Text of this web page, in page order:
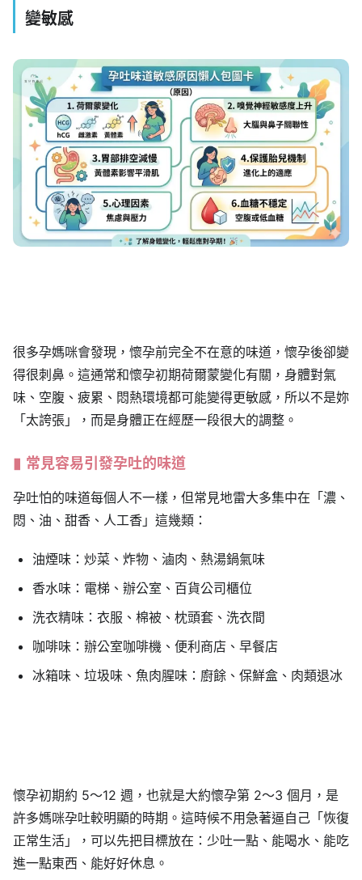
變敏感
很多孕媽咪會發現，懷孕前完全不在意的味道，懷孕後卻變
得很刺鼻。這通常和懷孕初期荷爾蒙變化有關，身體對氣
味、空腹、疲累、悶熱環境都可能變得更敏感，所以不是妳
「太誇張」，而是身體正在經歷一段很大的調整。
常見容易引發孕吐的味道
孕吐怕的味道每個人不一樣，但常見地雷大多集中在「濃、
悶、油、甜香、人工香」這幾類：
油煙味：炒菜、炸物、滷肉、熱湯鍋氣味
香水味：電梯、辦公室、百貨公司櫃位
洗衣精味：衣服、棉被、枕頭套、洗衣間
咖啡味：辦公室咖啡機、便利商店、早餐店
冰箱味、垃圾味、魚肉腥味：廚餘、保鮮盒、肉類退冰
懷孕初期約 5～12 週，也就是大約懷孕第 2～3 個月，是
許多媽咪孕吐較明顯的時期。這時候不用急著逼自己「恢復
正常生活」，可以先把目標放在：少吐一點、能喝水、能吃
進一點東西、能好好休息。